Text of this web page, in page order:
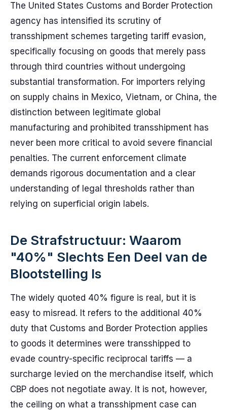
The United States Customs and Border Protection
agency has intensified its scrutiny of
transshipment schemes targeting tariff evasion,
specifically focusing on goods that merely pass
through third countries without undergoing
substantial transformation. For importers relying
on supply chains in Mexico, Vietnam, or China, the
distinction between legitimate global
manufacturing and prohibited transshipment has
never been more critical to avoid severe financial
penalties. The current enforcement climate
demands rigorous documentation and a clear
understanding of legal thresholds rather than
relying on superficial origin labels.
De Strafstructuur: Waarom
"40%" Slechts Een Deel van de
Blootstelling Is
The widely quoted 40% figure is real, but it is
easy to misread. It refers to the additional 40%
duty that Customs and Border Protection applies
to goods it determines were transshipped to
evade country-specific reciprocal tariffs — a
surcharge levied on the merchandise itself, which
CBP does not negotiate away. It is not, however,
the ceiling on what a transshipment case can